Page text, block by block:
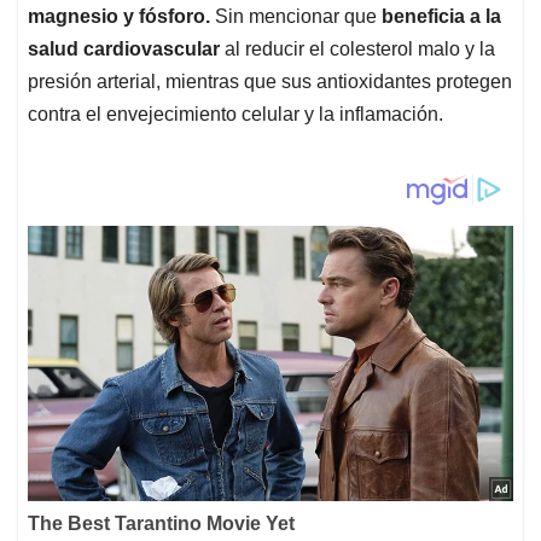
magnesio y fósforo. Sin mencionar que beneficia a la
salud cardiovascular al reducir el colesterol malo y la
presión arterial, mientras que sus antioxidantes protegen
contra el envejecimiento celular y la inflamación.